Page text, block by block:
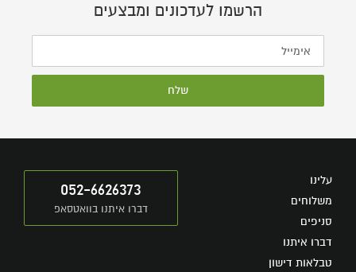
הרשמו לעדכונים ומבצעים
שלח
עלינו
משלוחים
סניפים
דברו איתנו
טבלאות דישון
052-6626373
דברו איתנו בוואטסאפ